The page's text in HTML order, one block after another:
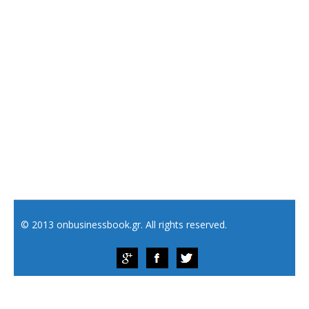
© 2013 onbusinessbook.gr. All rights reserved.